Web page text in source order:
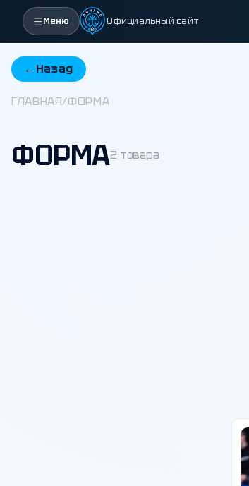
Меню Официальный сайт
← Назад
ГЛАВНАЯ/ФОРМА
ФОРМА2 товара